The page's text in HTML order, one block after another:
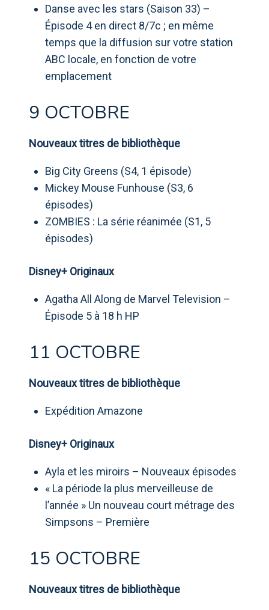
Danse avec les stars (Saison 33) –
Épisode 4 en direct 8/7c ; en même
temps que la diffusion sur votre station
ABC locale, en fonction de votre
emplacement
9 OCTOBRE
Nouveaux titres de bibliothèque
Big City Greens (S4, 1 épisode)
Mickey Mouse Funhouse (S3, 6
épisodes)
ZOMBIES : La série réanimée (S1, 5
épisodes)
Disney+ Originaux
Agatha All Along de Marvel Television –
Épisode 5 à 18 h HP
11 OCTOBRE
Nouveaux titres de bibliothèque
Expédition Amazone
Disney+ Originaux
Ayla et les miroirs – Nouveaux épisodes
« La période la plus merveilleuse de
l’année » Un nouveau court métrage des
Simpsons – Première
15 OCTOBRE
Nouveaux titres de bibliothèque